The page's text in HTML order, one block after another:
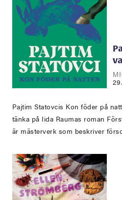
Pajtim Statovcis Kon föder på
tänka på Iida Raumas roman
är mästerverk som beskriver